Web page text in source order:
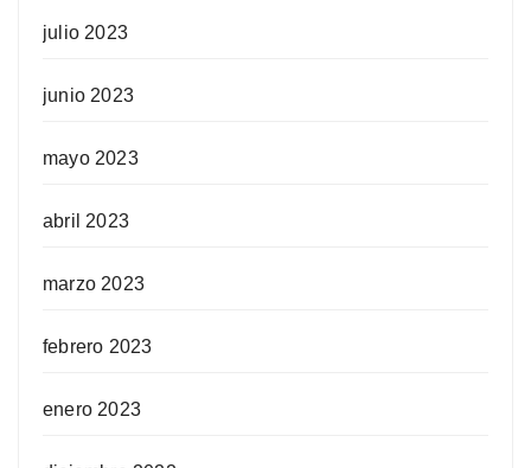
julio 2023
junio 2023
mayo 2023
abril 2023
marzo 2023
febrero 2023
enero 2023